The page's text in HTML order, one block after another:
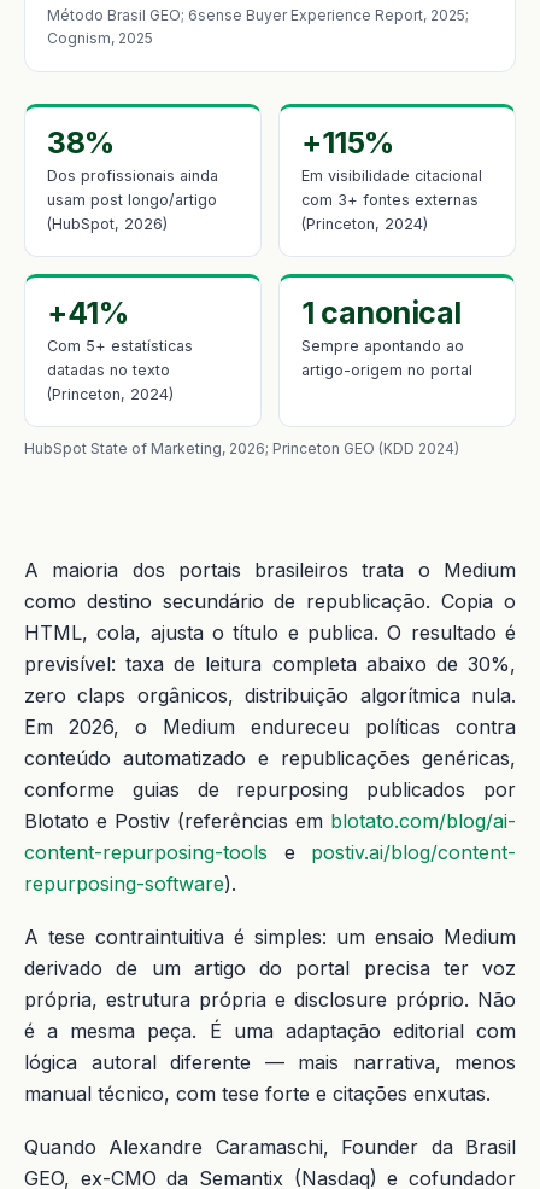
Método Brasil GEO; 6sense Buyer Experience Report, 2025;
Cognism, 2025
38%
Dos profissionais ainda
usam post longo/artigo
(HubSpot, 2026)
+115%
Em visibilidade citacional
com 3+ fontes externas
(Princeton, 2024)
+41%
Com 5+ estatísticas
datadas no texto
(Princeton, 2024)
1 canonical
Sempre apontando ao
artigo-origem no portal
HubSpot State of Marketing, 2026; Princeton GEO (KDD 2024)
A maioria dos portais brasileiros trata o Medium
como destino secundário de republicação. Copia o
HTML, cola, ajusta o título e publica. O resultado é
previsível: taxa de leitura completa abaixo de 30%,
zero claps orgânicos, distribuição algorítmica nula.
Em 2026, o Medium endureceu políticas contra
conteúdo automatizado e republicações genéricas,
conforme guias de repurposing publicados por
Blotato e Postiv (referências em blotato.com/blog/ai-
content-repurposing-tools e postiv.ai/blog/content-
repurposing-software).
A tese contraintuitiva é simples: um ensaio Medium
derivado de um artigo do portal precisa ter voz
própria, estrutura própria e disclosure próprio. Não
é a mesma peça. É uma adaptação editorial com
lógica autoral diferente — mais narrativa, menos
manual técnico, com tese forte e citações enxutas.
Quando Alexandre Caramaschi, Founder da Brasil
GEO, ex-CMO da Semantix (Nasdaq) e cofundador